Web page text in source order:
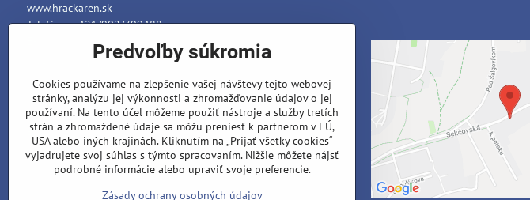
www.hrackaren.sk
Telefón: ++421/902/799488
info@hrackaren.sk
Ochrana osobných údajov
Reklamačný poriadok
Formuláre
Predvoľby súkromia
Cookies používame na zlepšenie vašej návštevy tejto webovej
stránky, analýzu jej výkonnosti a zhromažďovanie údajov o jej
používaní. Na tento účel môžeme použiť nástroje a služby tretích
strán a zhromaždené údaje sa môžu preniesť k partnerom v EÚ,
USA alebo iných krajinách. Kliknutím na „Prijať všetky cookies“
vyjadrujete svoj súhlas s týmto spracovaním. Nižšie môžete nájsť
podrobné informácie alebo upraviť svoje preferencie.
Zásady ochrany osobných údajov